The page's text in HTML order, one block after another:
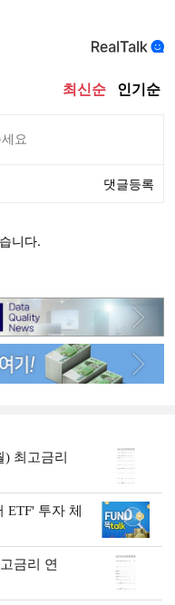
최고금리
투자 체
금리 연